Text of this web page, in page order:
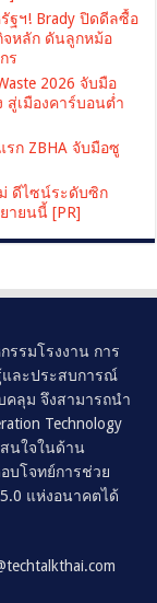
ฐฯ! Brady ปิดดีลซื้อ
จหลัก ดันลูกหม้อ
ร
2026 จับมือ
เมืองคาร์บอนต่ำ
ก ZBHA จับมือซู
ม่ ดีไซน์ระดับซิก
ายนนี้ [PR]
รรมโรงงาน การ
และประสบการณ์
คลุม จึงสามารถนำ
Technology
สนใจในด้าน
อบโจทย์การช่วย
แห่งอนาคตได้